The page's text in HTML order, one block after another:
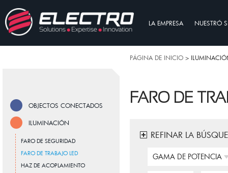
LA EMPRESA NUESTRÓ
PÁGINA DE INICIO >
OBJECTOS CONECTADOS
ILUMINACIÓN
FARO DE SEGURIDAD
FARO DE TRABAJO LED
HAZ DE ACOPLAMIENTO
FARO DE
REFINAR LA
GAMA DE POTENCIA